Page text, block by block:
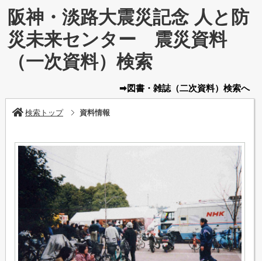
阪神・淡路大震災記念 人と防
災未来センター 震災資料
（一次資料）検索
➡図書・雑誌（二次資料） 検索へ
検索トップ 資料情報